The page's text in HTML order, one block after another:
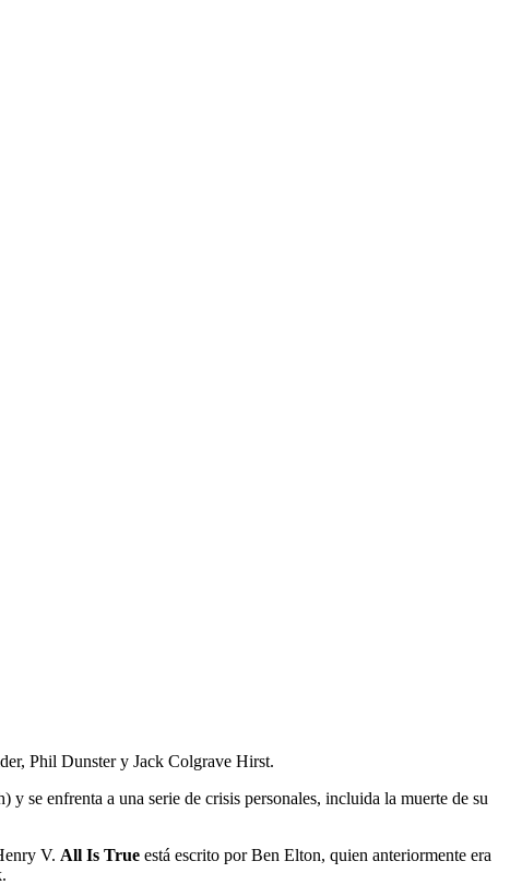
Phil Dunster y Jack Colgrave Hirst.
se enfrenta a una serie de crisis personales, incluida la muerte de su
V. All Is True está escrito por Ben Elton, quien anteriormente era